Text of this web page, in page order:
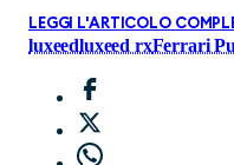
LEGGI L'ARTICOLO
luxeedluxeed rxFerrari